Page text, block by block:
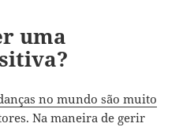
uma
no mundo são muito
Na maneira de gerir